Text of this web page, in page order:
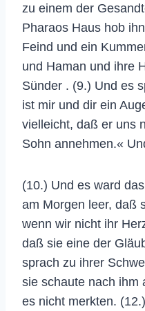
zu einem der
Pharaos Haus hob
Feind und ein
und Haman und ihre
Sünder . (9.) Und es
ist mir und dir ein
vielleicht, daß er uns
Sohn annehmen.«
(10.) Und es ward
am Morgen leer, daß
wenn wir nicht ihr
daß sie eine der
sprach zu ihrer
sie schaute nach ihm
es nicht merkten.